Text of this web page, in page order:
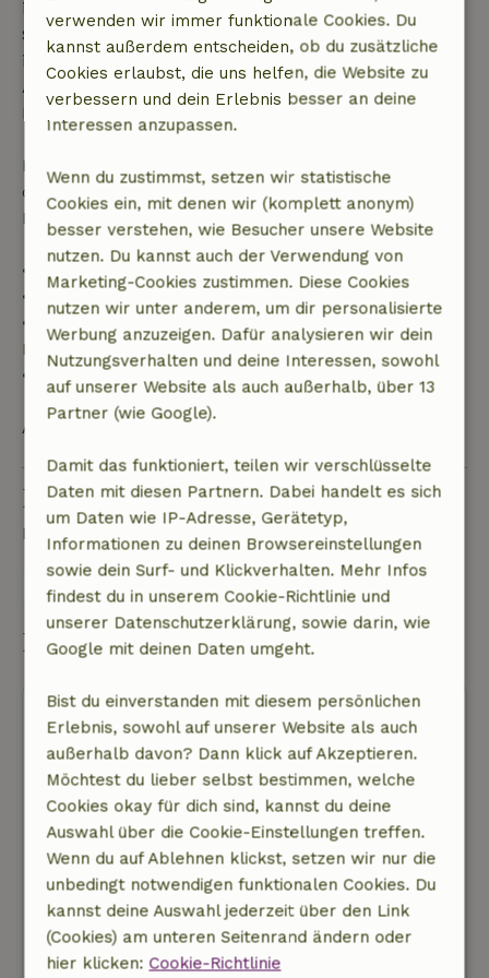
innerhalb von 28 Tagen beginnen, gilt die kostenlose
Stornierung innerhalb von 24 Stunden. Wenn du
innerhalb der angegebenen Frist stornierst, hast du
Anspruch auf eine vollständige Rückerstattung des
Buchungsbetrags.
Danach erhältst du eine teilweise Rückerstattung
der Reisekosten und eine 100-prozentige
Rückerstattung der Anzahlung:
• Bis zu 42 Tage vor Anreise: 70 % Rückerstattung
• 42–28 Tage vor Anreise: 40 % Rückerstattung
• 28 Tage bis einschließlich des Anreisetags: 10 %
Rückerstattung
• Am Anreisetag oder später: keine Rückerstattung
Alles ansehen
Eine Frage stellen
Kontakt mit dem Vermieter des Naturhäuschens
Eine nachricht senden
Buchung starten
Kostenlose Stornierung
Buchung starten
Dir werden noch keine Kosten in Rechnung
gestellt
verwenden wir immer funktionale Cookies. Du
kannst außerdem entscheiden, ob du zusätzliche
Cookies erlaubst, die uns helfen, die Website zu
verbessern und dein Erlebnis besser an deine
Interessen anzupassen.
Wenn du zustimmst, setzen wir statistische
Cookies ein, mit denen wir (komplett anonym)
besser verstehen, wie Besucher unsere Website
nutzen. Du kannst auch der Verwendung von
Marketing-Cookies zustimmen. Diese Cookies
nutzen wir unter anderem, um dir personalisierte
Werbung anzuzeigen. Dafür analysieren wir dein
Nutzungsverhalten und deine Interessen, sowohl
auf unserer Website als auch außerhalb, über 13
Partner (wie Google).
Damit das funktioniert, teilen wir verschlüsselte
Daten mit diesen Partnern. Dabei handelt es sich
um Daten wie IP-Adresse, Gerätetyp,
Informationen zu deinen Browsereinstellungen
sowie dein Surf- und Klickverhalten. Mehr Infos
findest du in unserem Cookie-Richtlinie und
unserer Datenschutzerklärung, sowie darin, wie
Google mit deinen Daten umgeht.
Bist du einverstanden mit diesem persönlichen
Erlebnis, sowohl auf unserer Website als auch
außerhalb davon? Dann klick auf Akzeptieren.
Möchtest du lieber selbst bestimmen, welche
Cookies okay für dich sind, kannst du deine
Auswahl über die Cookie-Einstellungen treffen.
Wenn du auf Ablehnen klickst, setzen wir nur die
unbedingt notwendigen funktionalen Cookies. Du
kannst deine Auswahl jederzeit über den Link
(Cookies) am unteren Seitenrand ändern oder
hier klicken: Cookie-Richtlinie